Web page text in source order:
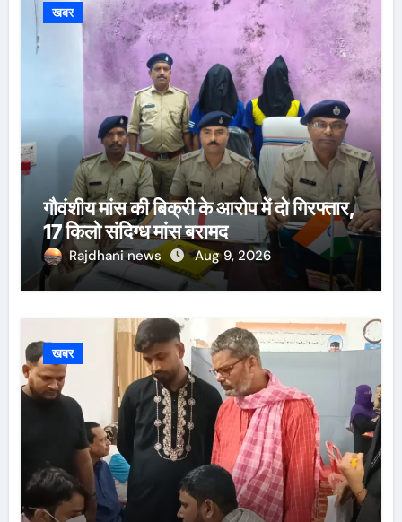
खबर
गौवंशीय मांस की बिक्री के आरोप में दो गिरफ्तार,
17 किलो संदिग्ध मांस बरामद
Rajdhani news Aug 9, 2026
खबर